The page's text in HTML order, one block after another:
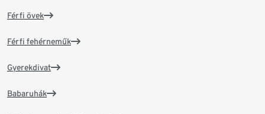
Férfi övek
Férfi fehérneműk
Gyerekdivat
Babaruhák